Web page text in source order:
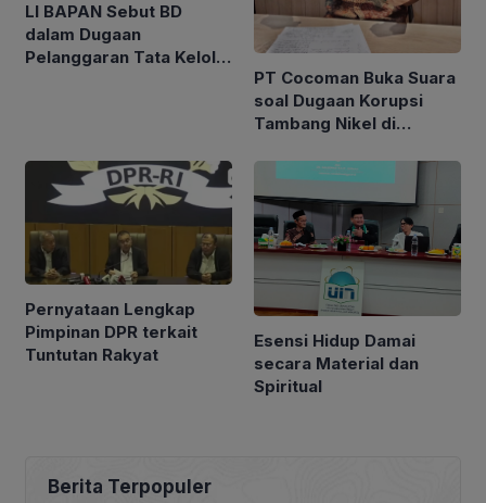
LI BAPAN Sebut BD
dalam Dugaan
Pelanggaran Tata Kelola
PT Cocoman Buka Suara
soal Dugaan Korupsi
Tambang Nikel di
Pernyataan Lengkap
Pimpinan DPR terkait
Tuntutan Rakyat
Esensi Hidup Damai
secara Material dan
Spiritual
Berita Terpopuler